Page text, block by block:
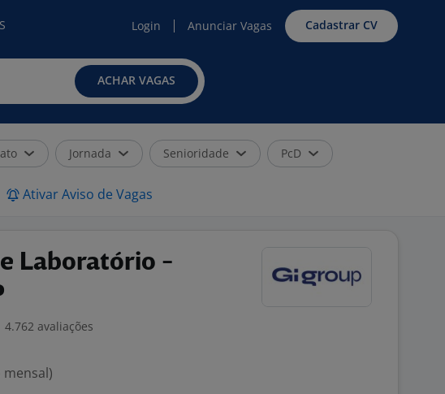
Login Anunciar Vagas Cadastrar CV
ACHAR VAGAS
Jornada Senioridade PcD
Ativar Aviso de Vagas
Laboratório -
4.762 avaliações
mensal)